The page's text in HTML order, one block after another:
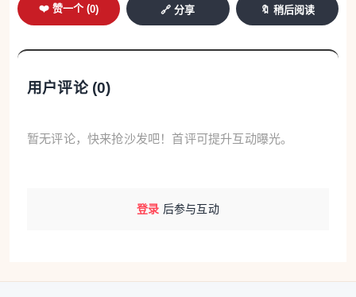
❤️ 赞一个 (0) 🔗 分享 🔖 稍后阅读
用户评论 (0)
暂无评论，快来抢沙发吧！首评可提升互动曝光。
登录 后参与互动